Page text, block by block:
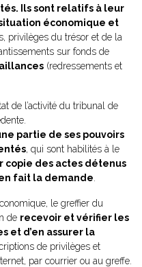
Ils sont relatifs à leur
économique et
privilèges du trésor et de la
sur fonds de
(redressements et
de l’activité du tribunal de
partie de ses pouvoirs
, qui sont habilités à le
copie des actes détenus
fait la demande
le greffier du
de recevoir et vérifier les
et d’en assurer la
de privilèges et
par courrier ou au greffe.